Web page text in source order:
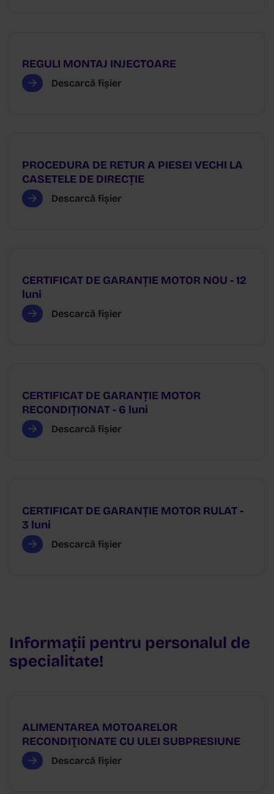
REGULI MONTAJ INJECTOARE
Descarcă fișier
PROCEDURA DE RETUR A PIESEI VECHI LA
CASETELE DE DIRECȚIE
Descarcă fișier
CERTIFICAT DE GARANȚIE MOTOR NOU - 12
luni
Descarcă fișier
CERTIFICAT DE GARANȚIE MOTOR
RECONDIȚIONAT - 6 luni
Descarcă fișier
CERTIFICAT DE GARANȚIE MOTOR RULAT -
3 luni
Descarcă fișier
Informații pentru personalul de
specialitate!
ALIMENTAREA MOTOARELOR
RECONDIŢIONATE CU ULEI SUBPRESIUNE
Descarcă fișier